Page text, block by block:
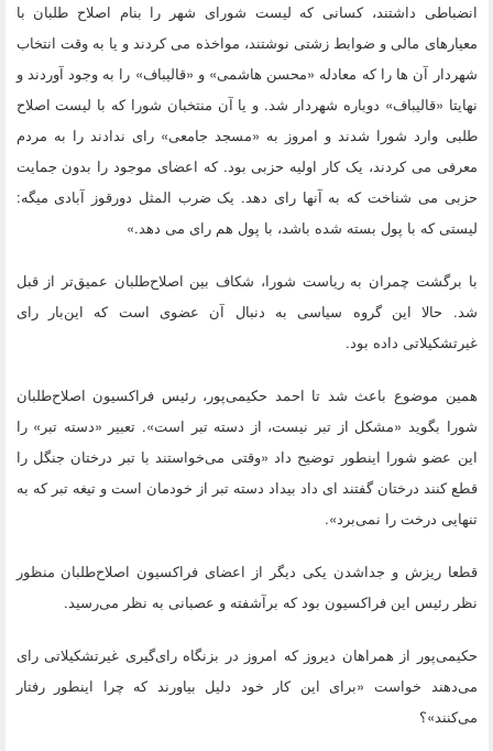
انضباطی داشتند، کسانی که لیست شورای شهر را بنام اصلاح طلبان با
معیارهای مالی و ضوابط زشتی نوشتند، مواخذه می کردند و یا به وقت انتخاب
شهردار آن ها را که معادله «محسن هاشمی» و «قالیباف» را به وجود آوردند و
نهایتا «قالیباف» دوباره شهردار شد. و یا آن منتخبان شورا که با لیست اصلاح
طلبی وارد شورا شدند و امروز به «مسجد جامعی» رای ندادند را به مردم
معرفی می کردند، یک کار اولیه حزبی بود. که اعضای موجود را بدون جمایت
حزبی می شناخت که به آنها رای دهد. یک ضرب المثل دورقوز آبادی میگه:
لیستی که با پول بسته شده باشد، با پول هم رای می دهد.»
با برگشت چمران به ریاست شورا، شکاف بین اصلاح‌طلبان عمیق‌تر از قبل
شد. حالا این گروه سیاسی به دنبال آن عضوی است که این‌بار رای
غیرتشکیلاتی داده بود.
همین موضوع باعث شد تا احمد حکیمی‌پور، رئیس فراکسیون اصلاح‌طلبان
شورا بگوید «مشکل از تبر نیست، از دسته تبر است». تعبیر «دسته تبر» را
این عضو شورا اینطور توضیح داد «وقتی می‌خواستند با تبر درختان جنگل را
قطع کنند درختان گفتند ای داد بیداد دسته تبر از خودمان است و تیغه تبر که به
تنهایی درخت را نمی‌برد».
قطعا ریزش و جداشدن یکی دیگر از اعضای فراکسیون اصلاح‌طلبان منظور
نظر رئیس این فراکسیون بود که برآشفته و عصبانی به نظر می‌رسید.
حکیمی‌پور از همراهان دیروز که امروز در بزنگاه رای‌گیری غیرتشکیلاتی رای
می‌دهند خواست «برای این کار خود دلیل بیاورند که چرا اینطور رفتار
می‌کنند»؟